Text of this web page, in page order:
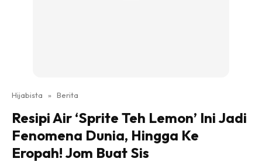
Hijabista » Berita
Resipi Air ‘Sprite Teh Lemon’ Ini Jadi
Fenomena Dunia, Hingga Ke
Eropah! Jom Buat Sis